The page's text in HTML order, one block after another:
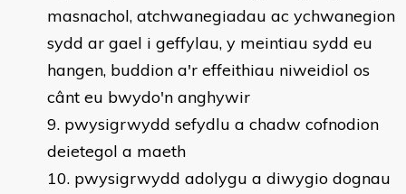
masnachol, atchwanegiadau ac ychwanegion
sydd ar gael i geffylau, y meintiau sydd eu
hangen, buddion a'r effeithiau niweidiol os
cânt eu bwydo'n anghywir
pwysigrwydd sefydlu a chadw cofnodion
deietegol a maeth
pwysigrwydd adolygu a diwygio dognau